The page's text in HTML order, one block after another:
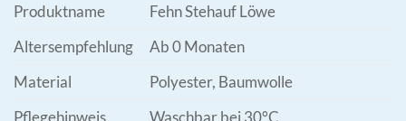
Produktname
Fehn Stehauf Löwe
Altersempfehlung
Ab 0 Monaten
Material
Polyester, Baumwolle
Pflegehinweis
Waschbar bei 30°C